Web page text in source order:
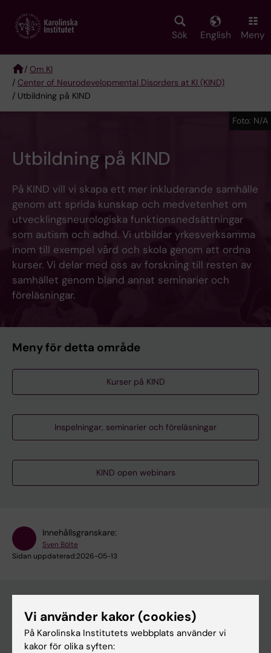
main
Sök English Meny
Breadcrumb
/ Om KI
/ Center of Neurodevelopmental Disorders at KI (KIND)
/ Utbildning på KIND
Utbildning på KIND
På KIND vill vi skapa ett mer inkluderande samhälle
genom att sprida kunskap och medvetenhet om
utvecklingsneurologiska funktionsnedsättningar
som autism och adhd. Vi utbildar yrkesverksamma
inom till exempel vård och skola genom att ordna
kurser. Vi delar med oss av forskning till resten av
samhället genom bland annat seminarier och
föreläsningar.
Foto: N/A
Meny för detta område
Kurser på KIND
Inspelningar, seminarier och föreläsningar
KIND open webinars
Innehållsgranskare:
Sven Bölte
Sidan uppdaterad:2026-05-13
Huvudmeny
Utbildning
Vi använder kakor (cookies)
På Karolinska Institutets webbplats använder vi
kakor för olika syften: